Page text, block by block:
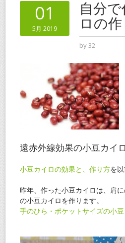
01
5月 2019
自分
ロの
by32
遠赤外線効果の小豆カイ
小豆カイロの効果と、作り方を
昨年、作った小豆カイロは、肩
の小豆カイロを作ります。
手のひら・ポケットサイズの小